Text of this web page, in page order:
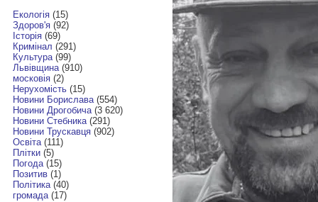
Екологія(15)
Здоров'я(92)
Історія(69)
Кримінал (291)
Культура(99)
Львівщина(910)
московія(2)
Нерухомість(15)
Новини Борислава(554)
Новини Дрогобича(3 620)
Новини Стебника(291)
Новини Трускавця(902)
Освіта(111)
Плітки(5)
Погода(15)
Позитив(1)
Політика(40)
громада(17)